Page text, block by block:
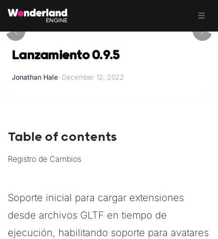
Lanzamiento 0.9.5
Jonathan Hale• December 12, 2022
Soporte inicial para cargar extensiones
desde archivos GLTF en tiempo de
ejecución, habilitando soporte para avatares
Table of contents
Registro de Cambios